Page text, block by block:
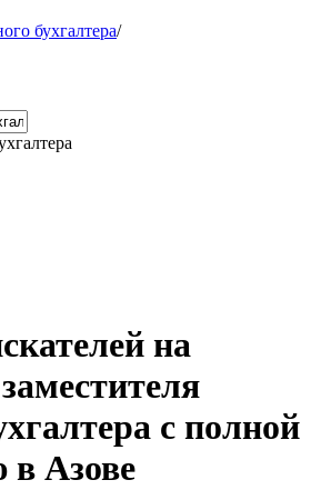
бухгалтера/
на
с полной
в Азове